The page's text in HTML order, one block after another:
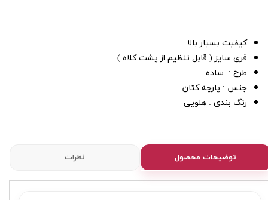
کیفیت بسیار بالا
فری سایز ( قابل تنظیم از پشت کلاه )
طرح : ساده
جنس : پارچه کتان
رنگ بندی : هلویی
توضیحات محصول نظرات